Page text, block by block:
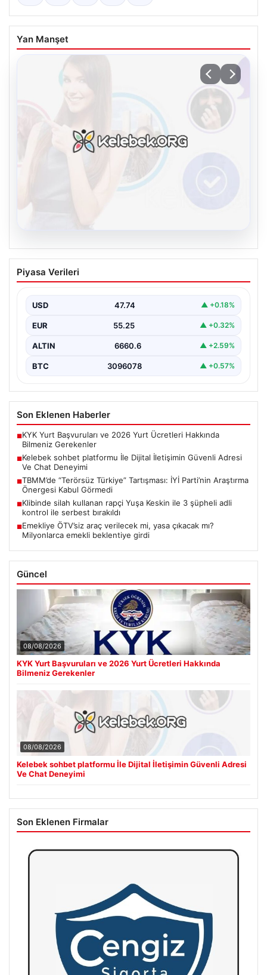
Yan Manşet
Kelebek sohbet platformu İle Dijital
İletişimin Güvenli Adresi Ve Chat
İnternet çağında insanların güvenli bir biçimde bağlantı
Piyasa Verileri
USD 47.74 ▲ +0.18%
EUR 55.25 ▲ +0.32%
ALTIN 6660.6 ▲ +2.59%
BTC 3096078 ▲ +0.57%
Son Eklenen Haberler
■KYK Yurt Başvuruları ve 2026 Yurt Ücretleri Hakkında
Bilmeniz Gerekenler
■Kelebek sohbet platformu İle Dijital İletişimin Güvenli Adresi
Ve Chat Deneyimi
■TBMM’de “Terörsüz Türkiye” Tartışması: İYİ Parti’nin Araştırma
Önergesi Kabul Görmedi
■Klibinde silah kullanan rapçi Yuşa Keskin ile 3 şüpheli adli
kontrol ile serbest bırakıldı
■Emekliye ÖTV’siz araç verilecek mi, yasa çıkacak mı?
Milyonlarca emekli beklentiye girdi
Güncel
08/08/2026
KYK Yurt Başvuruları ve 2026 Yurt Ücretleri Hakkında
Bilmeniz Gerekenler
08/08/2026
Kelebek sohbet platformu İle Dijital İletişimin Güvenli Adresi
Ve Chat Deneyimi
Son Eklenen Firmalar